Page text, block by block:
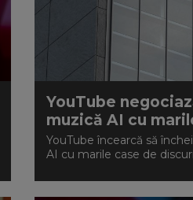
YouTube
muzică AI cu
YouTube încearcă să
AI cu marile case de